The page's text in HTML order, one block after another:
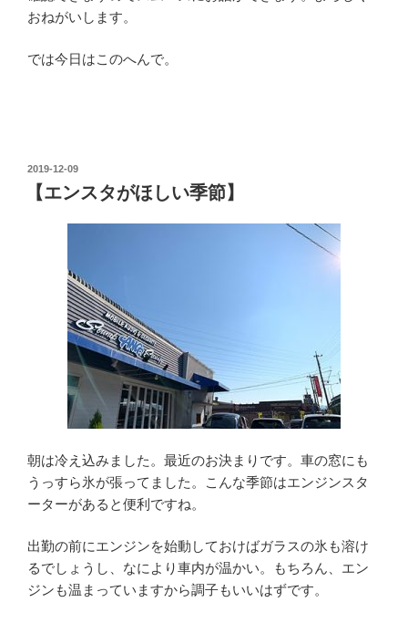
おねがいします。
では今日はこのへんで。
投
稿
日:
2019-12-09
【エンスタがほしい季節】
朝は冷え込みました。最近のお決まりです。車の窓にも
うっすら氷が張ってました。こんな季節はエンジンスタ
ーターがあると便利ですね。
出勤の前にエンジンを始動しておけばガラスの氷も溶け
るでしょうし、なにより車内が温かい。もちろん、エン
ジンも温まっていますから調子もいいはずです。